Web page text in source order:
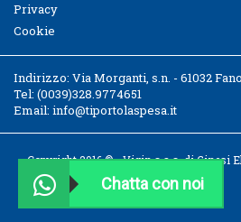
Privacy
Cookie
Indirizzo: Via Morganti, s.n. - 61032
Tel: (0039)328.9774651
Email: info@tiportolaspesa.it
Copyright 2016 © - Vigin s.a.s. di Ginesi
CF/P.IVA 02526040411Chatta con noi